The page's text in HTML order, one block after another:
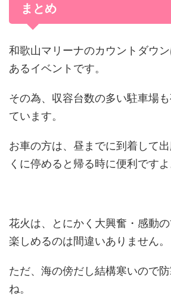
まとめ
和歌山マリーナのカウントダウ
あるイベントです。
その為、収容台数の多い駐車場
ています。
お車の方は、昼までに到着して
くに停めると帰る時に便利ですよ
花火は、とにかく大興奮・感動
楽しめるのは間違いありません。
ただ、海の傍だし結構寒いので
ね。